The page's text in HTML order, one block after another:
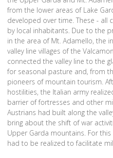
from the lower areas of Lake
developed over time. These - all
by local inhabitants. Due to the
in the area of Mt. Adamello, the
valley line villages of the
connected the valley line to the
for seasonal pasture and, from
pioneers of mountain tourism.
hostilities, the Italian army
barrier of fortresses and other
Austrians had built along the
bring about the shift of war
Upper Garda mountains. For
had to be realized to facilitate